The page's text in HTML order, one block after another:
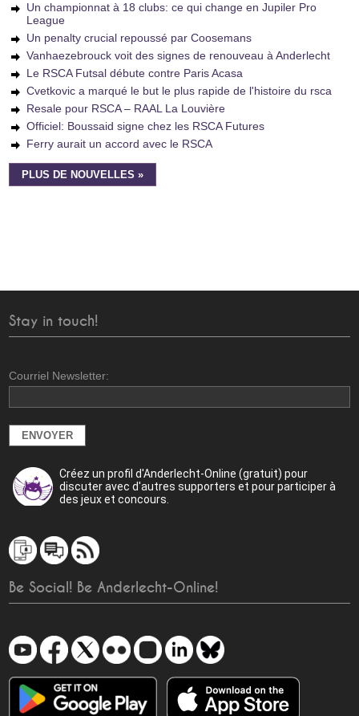
Un championnat à 18 clubs: ce qui change en Jupiler Pro
League
Un penalty crucial repoussé par Coosemans
Vanhaezebrouck voit des signes de renouveau à Anderlecht
Le RSCA Futsal débute contre Paris Acasa
Cvetkovic a marqué le but le plus rapide de l'histoire du rsca
Resale pour RSCA – RAAL La Louvière
Officiel: Boussaid signe chez les RSCA Futures
Ferry aurait un accord avec le RSCA
PLUS DE NOUVELLES »
Stay in touch!
Courriel Newsletter:
Créez un profil d'Anderlecht-Online (gratuit) pour
discuter avec d'autres supporters et pour participer à
des jeux et concours.
Be Social! Be Anderlecht-Online!